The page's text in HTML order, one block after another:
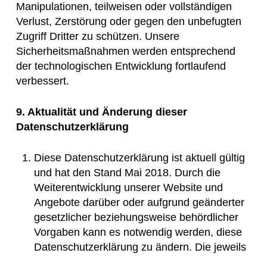
Manipulationen, teilweisen oder vollständigen
Verlust, Zerstörung oder gegen den unbefugten
Zugriff Dritter zu schützen. Unsere
Sicherheitsmaßnahmen werden entsprechend
der technologischen Entwicklung fortlaufend
verbessert.
9. Aktualität und Änderung dieser
Datenschutzerklärung
Diese Datenschutzerklärung ist aktuell gültig
und hat den Stand Mai 2018. Durch die
Weiterentwicklung unserer Website und
Angebote darüber oder aufgrund geänderter
gesetzlicher beziehungsweise behördlicher
Vorgaben kann es notwendig werden, diese
Datenschutzerklärung zu ändern. Die jeweils